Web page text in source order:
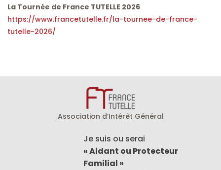
La Tournée de France TUTELLE 2026
https://www.francetutelle.fr/la-tournee-de-france-
tutelle-2026/
Association d’Intérêt Général
Je suis ou serai
« Aidant ou Protecteur
Familial »